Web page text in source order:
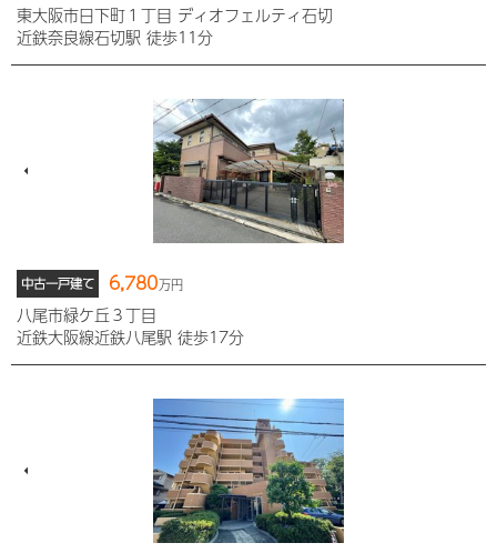
東大阪市日下町１丁目 ディオフェルティ石切
近鉄奈良線石切駅 徒歩11分
中古一戸建て 6,780万円
八尾市緑ケ丘３丁目
近鉄大阪線近鉄八尾駅 徒歩17分